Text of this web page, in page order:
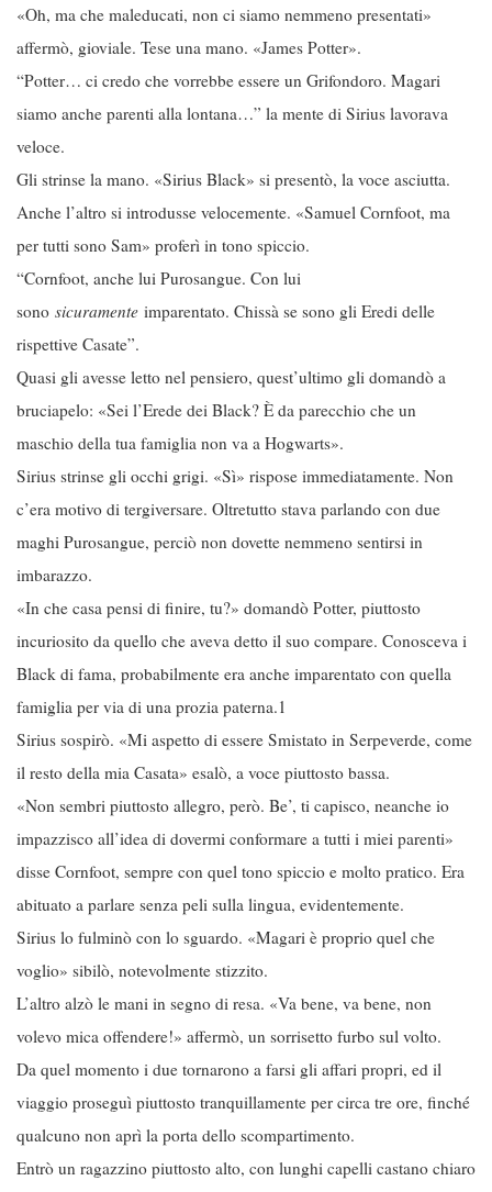
«Oh, ma che maleducati, non ci siamo nemmeno presentati»
affermò, gioviale. Tese una mano. «James Potter».
“Potter… ci credo che vorrebbe essere un Grifondoro. Magari
siamo anche parenti alla lontana…” la mente di Sirius lavorava
veloce.
Gli strinse la mano. «Sirius Black» si presentò, la voce asciutta.
Anche l’altro si introdusse velocemente. «Samuel Cornfoot, ma
per tutti sono Sam» proferì in tono spiccio.
“Cornfoot, anche lui Purosangue. Con lui
sono sicuramente imparentato. Chissà se sono gli Eredi delle
rispettive Casate”.
Quasi gli avesse letto nel pensiero, quest’ultimo gli domandò a
bruciapelo: «Sei l’Erede dei Black? È da parecchio che un
maschio della tua famiglia non va a Hogwarts».
Sirius strinse gli occhi grigi. «Sì» rispose immediatamente. Non
c’era motivo di tergiversare. Oltretutto stava parlando con due
maghi Purosangue, perciò non dovette nemmeno sentirsi in
imbarazzo.
«In che casa pensi di finire, tu?» domandò Potter, piuttosto
incuriosito da quello che aveva detto il suo compare. Conosceva i
Black di fama, probabilmente era anche imparentato con quella
famiglia per via di una prozia paterna.1
Sirius sospirò. «Mi aspetto di essere Smistato in Serpeverde, come
il resto della mia Casata» esalò, a voce piuttosto bassa.
«Non sembri piuttosto allegro, però. Be’, ti capisco, neanche io
impazzisco all’idea di dovermi conformare a tutti i miei parenti»
disse Cornfoot, sempre con quel tono spiccio e molto pratico. Era
abituato a parlare senza peli sulla lingua, evidentemente.
Sirius lo fulminò con lo sguardo. «Magari è proprio quel che
voglio» sibilò, notevolmente stizzito.
L’altro alzò le mani in segno di resa. «Va bene, va bene, non
volevo mica offendere!» affermò, un sorrisetto furbo sul volto.
Da quel momento i due tornarono a farsi gli affari propri, ed il
viaggio proseguì piuttosto tranquillamente per circa tre ore, finché
qualcuno non aprì la porta dello scompartimento.
Entrò un ragazzino piuttosto alto, con lunghi capelli castano chiaro